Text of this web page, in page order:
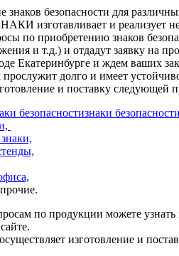
знаков безопасности для
изготавливает и реализует
по приобретению знаков
и т.д.) и отдадут заявку на
Екатеринбурге и ждем ваших
долго и имеет
и поставку следующей
знаки
по продукции можете узнать
изготовление и